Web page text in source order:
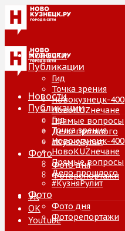
Новости
Публикации
Гид
Точка зрения
Новокузнецк-400
НовоKUZнечане
Прямые вопросы
Дело прошлого
#КузняРулит
Фото
Фото дня
Фоторепортажи
VK
ОК
Youtube
Новости
Публикации
Гид
Точка зрения
Новокузнецк-400
НовоKUZнечане
Прямые вопросы
Дело прошлого
#КузняРулит
Фото
Фото дня
Фоторепортажи